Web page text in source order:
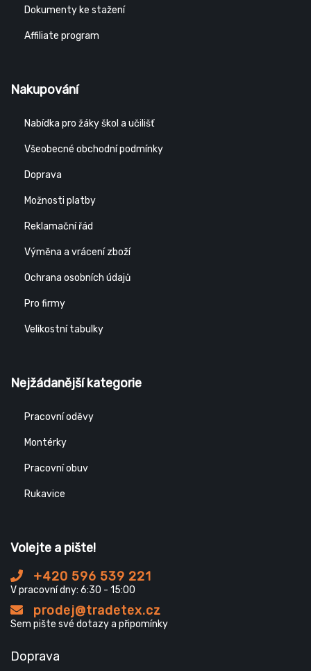
Dokumenty ke stažení
Affiliate program
Nakupování
Nabídka pro žáky škol a učilišť
Všeobecné obchodní podmínky
Doprava
Možnosti platby
Reklamační řád
Výměna a vrácení zboží
Ochrana osobních údajů
Pro firmy
Velikostní tabulky
Nejžádanější kategorie
Pracovní oděvy
Montérky
Pracovní obuv
Rukavice
Volejte a pište!
+420 596 539 221
V pracovní dny: 6:30 - 15:00
prodej@tradetex.cz
Sem pište své dotazy a připomínky
Doprava